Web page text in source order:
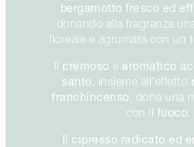
bergamotto fresco ed
donando alla fragranza
floreale e agrumata con un
Il cremoso e aromatico
santo, insieme all'effetto
franchincenso, dona una
con il fuoco.
Il cipresso radicato ed